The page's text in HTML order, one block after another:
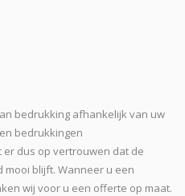
bedrukking afhankelijk van uw
bedrukkingen
dus op vertrouwen dat de
blijft. Wanneer u een
wij voor u een offerte op maat.